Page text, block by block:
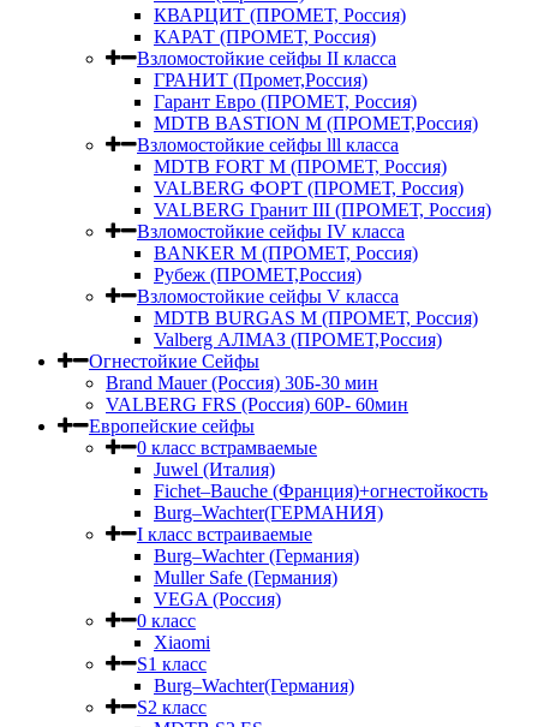
КВАРЦИТ (ПРОМЕТ, Россия)
КАРАТ (ПРОМЕТ, Россия)
Взломостойкие сейфы II класса
ГРАНИТ (Промет,Россия)
Гарант Евро (ПРОМЕТ, Россия)
MDTB BASTION M (ПРОМЕТ,Россия)
Взломостойкие сейфы lll класса
MDTB FORT M (ПРОМЕТ, Россия)
VALBERG ФОРТ (ПРОМЕТ, Россия)
VALBERG Гранит III (ПРОМЕТ, Россия)
Взломостойкие сейфы IV класса
BANKER M (ПРОМЕТ, Россия)
Рубеж (ПРОМЕТ,Россия)
Взломостойкие сейфы V класса
MDTB BURGAS M (ПРОМЕТ, Россия)
Valberg АЛМАЗ (ПРОМЕТ,Россия)
Огнестойкие Сейфы
Brand Mauer (Россия) 30Б-30 мин
VALBERG FRS (Россия) 60Р- 60мин
Европейские сейфы
0 класс встрамваемые
Juwel (Италия)
Fichet–Bauche (Франция)+огнестойкость
Burg–Wachter(ГЕРМАНИЯ)
I класс встраиваемые
Burg–Wachter (Германия)
Muller Safe (Германия)
VEGA (Россия)
0 класс
Xiaomi
S1 класс
Burg–Wachter(Германия)
S2 класс